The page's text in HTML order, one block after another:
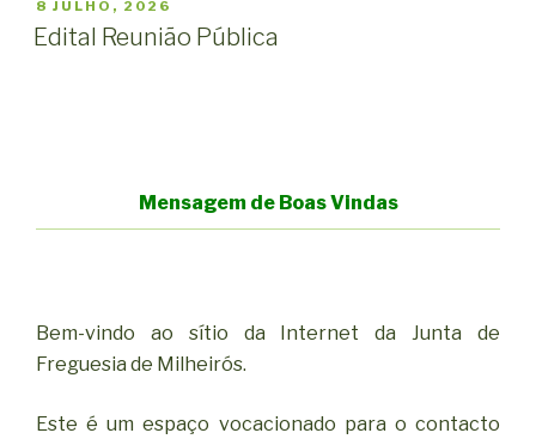
PUBLICADO
EM
8 JULHO, 2026
Edital Reunião Pública
Mensagem de Boas Vindas
Bem-vindo ao sítio da Internet da Junta de
Freguesia de Milheirós.
Este é um espaço vocacionado para o contacto